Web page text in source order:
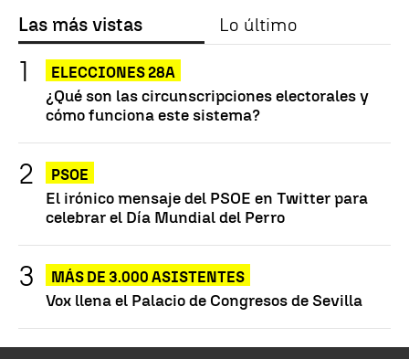
Las más vistas Lo último
ELECCIONES 28A
¿Qué son las circunscripciones electorales y
cómo funciona este sistema?
PSOE
El irónico mensaje del PSOE en Twitter para
celebrar el Día Mundial del Perro
MÁS DE 3.000 ASISTENTES
Vox llena el Palacio de Congresos de Sevilla